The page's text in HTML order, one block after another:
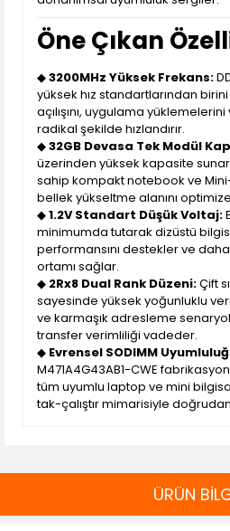
Öne Çıkan
◆3200MHz Yüksek Frekans:
yüksek hız standartlarından
açılışını, uygulama yüklemelerini
radikal şekilde hızlandırır.
◆32GB Devasa Tek Modül
üzerinden yüksek kapasite
sahip kompakt notebook ve
bellek yükseltme alanını
◆1.2V Standart Düşük Voltaj:
minimumda tutarak dizüstü
performansını destekler ve
ortamı sağlar.
◆ 2Rx8 Dual Rank Düzeni:Çift
sayesinde yüksek yoğunluklu
ve karmaşık adresleme
transfer verimliliği vadeder.
◆ Evrensel SODIMM
M471A4G43AB1-CWE
tüm uyumlu laptop ve mini
tak-çalıştır mimarisiyle
ÜRÜN